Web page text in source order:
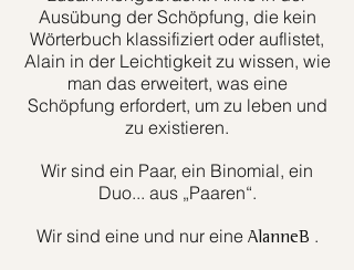
Ausübung der Schöpfung, die kein
Wörterbuch klassifiziert oder auflistet,
Alain in der Leichtigkeit zu wissen, wie
man das erweitert, was eine
Schöpfung erfordert, um zu leben und
zu existieren.
Wir sind ein Paar, ein Binomial, ein
Duo... aus „Paaren“.
Wir sind eine und nur eine AlanneB .